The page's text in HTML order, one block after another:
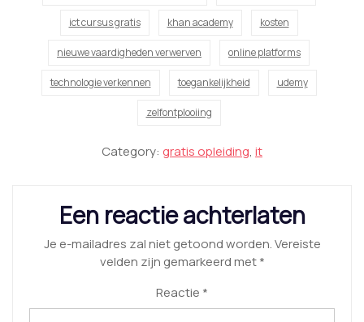
ict cursus gratis khan academy kosten
nieuwe vaardigheden verwerven online platforms
technologie verkennen toegankelijkheid udemy
zelfontplooiing
Category: gratis opleiding, it
Een reactie achterlaten
Je e-mailadres zal niet getoond worden.Vereiste
velden zijn gemarkeerd met*
Reactie *